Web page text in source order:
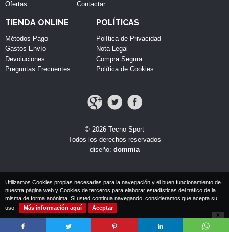
Ofertas
Contactar
TIENDA ONLINE
Métodos Pago
Gastos Envío
Devoluciones
Preguntas Frecuentes
POLÍTICAS
Política de Privacidad
Nota Legal
Compra Segura
Política de Cookies
© 2026 Tecno Sport
Todos los derechos reservados
diseño: dommia
Utilizamos Cookies propias necesarias para la navegación y el buen funcionamiento de
nuestra página web y Cookies de terceros para elaborar estadísticas del tráfico de la
misma de forma anónima. Si usted continua navegando, consideramos que acepta su
uso.
Más información aquí Aceptar
X